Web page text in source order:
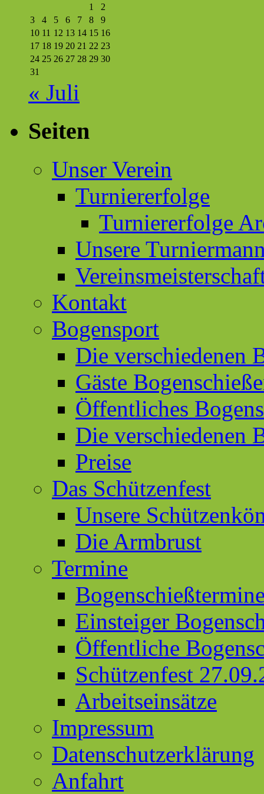
1
2
3
4 5 6 7 8
9
10 11 12 13 14 15 16
17 18 19 20 21 22 23
24 25 26 27 28 29 30
31
« Juli
Seiten
Unser Verein
Turniererfolge
Turniererfolge
Unsere
Kontakt
Bogensport
Die verschiedenen
Gäste
Öffentliches
Die verschiedenen
Preise
Das Schützenfest
Unsere
Die Armbrust
Termine
Einsteiger
Öffentliche
Schützenfest
Arbeitseinsätze
Impressum
Datenschutzerklärung
Anfahrt